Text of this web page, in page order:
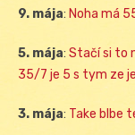
9. mája: Noha má
5. mája: Stačí si to
35/7 je 5 s tym ze
3. mája: Take blbe